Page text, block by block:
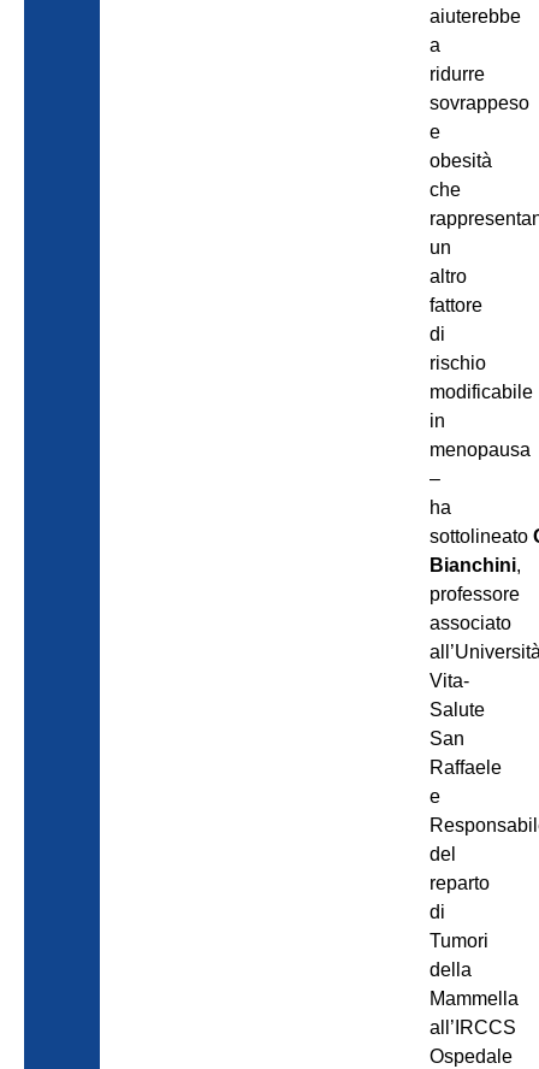
aiuterebbe
a
ridurre
sovrappeso
e
obesità
che
un
altro
fattore
di
rischio
modificabile
in
menopausa
–
ha
sottolineato
Bianchini,
professore
associato
Vita-
Salute
San
Raffaele
e
del
reparto
di
Tumori
della
Mammella
all’IRCCS
Ospedale